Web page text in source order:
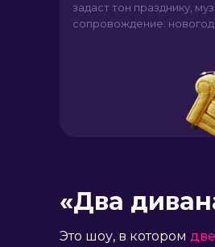
задаст тон празднику,
сопровождение:
«Два
Это шоу, в котором